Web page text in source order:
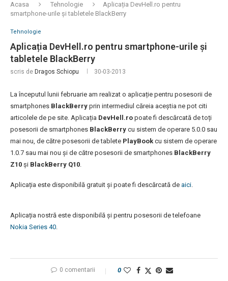
Acasa Tehnologie
Aplicația DevHell.ro pentru
smartphone-urile și tabletele BlackBerry
Tehnologie
Aplicația DevHell.ro pentru smartphone-urile și
tabletele BlackBerry
scris de Dragos Schiopu 30-03-2013
La începutul lunii februarie am realizat o aplicație pentru posesorii de
smartphones BlackBerry prin intermediul căreia aceștia ne pot citi
articolele de pe site. Aplicația DevHell.ro poate fi descărcată de toți
posesorii de smartphones BlackBerry cu sistem de operare 5.0.0 sau
mai nou, de către posesorii de tablete PlayBook cu sistem de operare
1.0.7 sau mai nou și de către posesorii de smartphones BlackBerry
Z10 și BlackBerry Q10.
Aplicația este disponibilă gratuit și poate fi descărcată de aici.
Aplicația nostră este disponibilă și pentru posesorii de telefoane
Nokia Series 40.
0 comentarii 0